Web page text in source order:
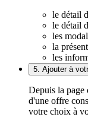
le détail
le détail
les
la
les
5. Ajouter à
Depuis la page
d'une offre
votre choix à